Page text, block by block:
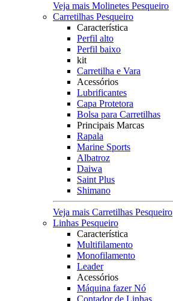
Veja mais Molinetes Pesqueiro
Carretilhas Pesqueiro
Característica
Perfil alto
Perfil baixo
kit
Carretilha e Vara
Acessórios
Lubrificantes
Capa Protetora
Bolsa para Carretilhas
Principais Marcas
Rapala
Marine Sports
Albatroz
Daiwa
Saint Plus
Shimano
Veja mais Carretilhas Pesqueiro
Linhas Pesqueiro
Característica
Multifilamento
Monofilamento
Leader
Acessórios
Máquina fazer Nó
Contador de Linhas